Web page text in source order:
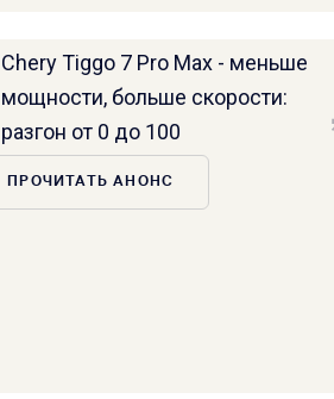
Chery Tiggo 7 Pro Max - меньше
мощности, больше скорости:
разгон от 0 до 100
ПРОЧИТАТЬ АНОНС